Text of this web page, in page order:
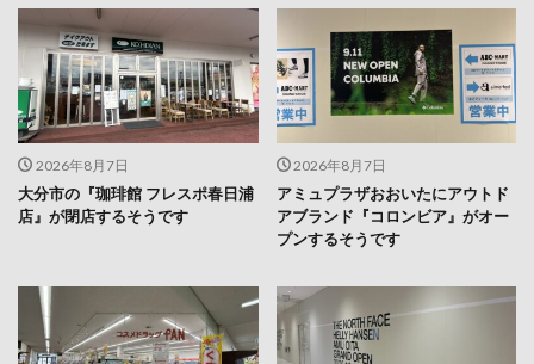
2026年8月7日
大分市の『珈琲館 フレスポ春日浦
店』が閉店するそうです
2026年8月7日
アミュプラザおおいたにアウトド
アブランド『コロンビア』がオー
プンするそうです